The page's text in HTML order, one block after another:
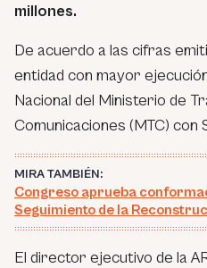
millones.
De acuerdo a las cifras
entidad con mayor
Nacional del Ministerio de
Comunicaciones (MTC) con
MIRA TAMBIÉN:
Congreso aprueba
Seguimiento de la
El director ejecutivo de la